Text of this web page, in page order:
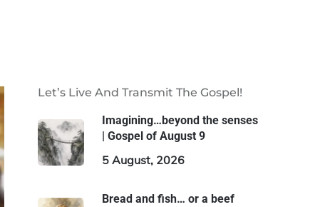
Let’s Live And Transmit The Gospel!
Imagining…beyond the senses
| Gospel of August 9
5 August, 2026
Bread and fish… or a beef